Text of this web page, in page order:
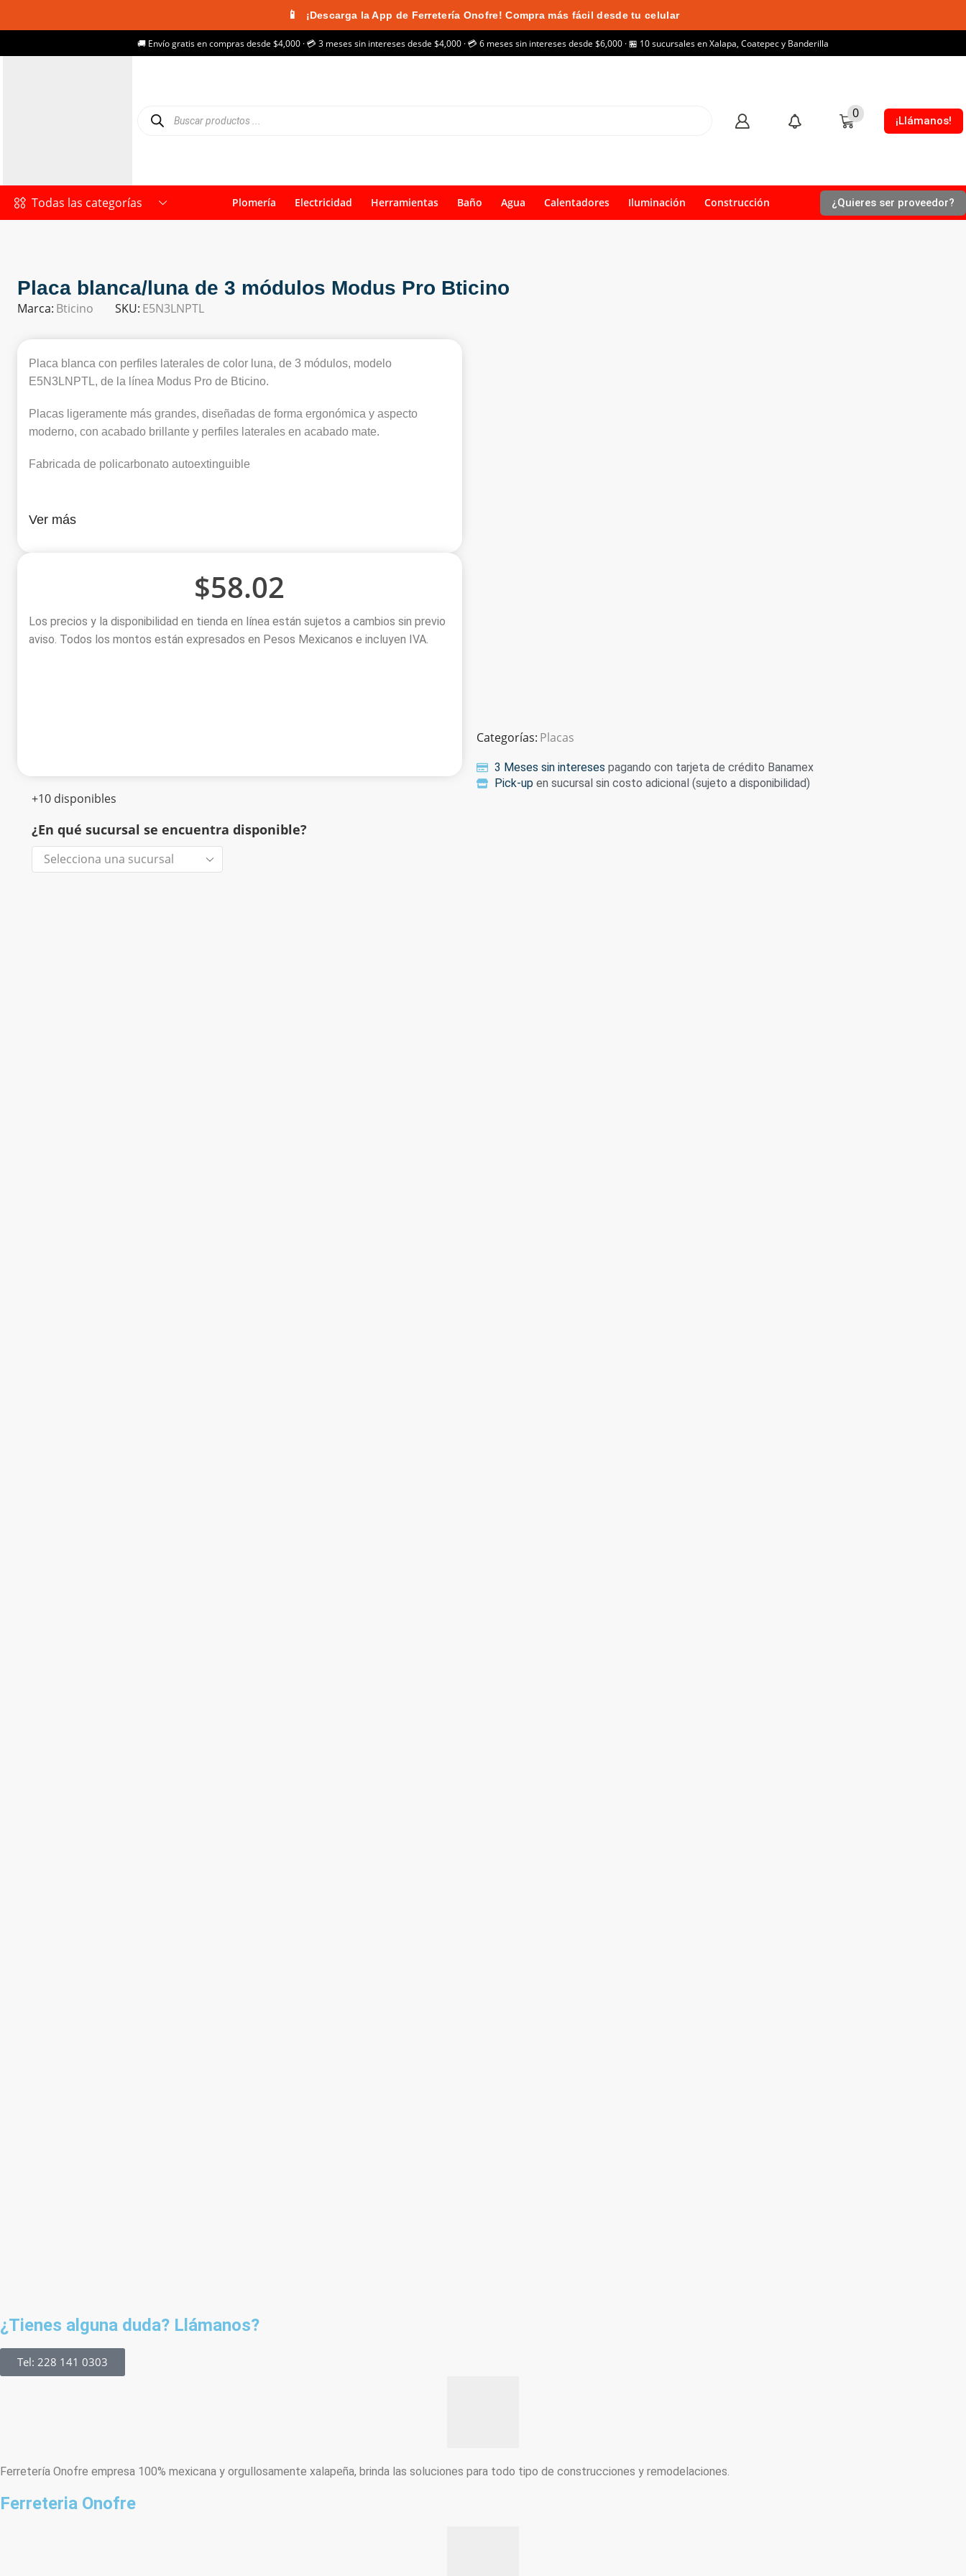
📱 ¡Descarga la App de Ferretería Onofre! Compra más fácil desde tu celular
🚚 Envío gratis en compras desde $4,000 · 💳 3 meses sin intereses desde $4,000 · 💳 6 meses sin intereses desde $6,000 · 🏪 10 sucursales en Xalapa, Coatepec y Banderilla
0 ¡Llámanos!
Todas las categorías Plomería Electricidad Herramientas Baño Agua Calentadores Iluminación Construcción ¿Quieres ser proveedor?
Placa blanca/luna de 3 módulos Modus Pro Bticino
Marca: Bticino SKU: E5N3LNPTL
Placa blanca con perfiles laterales de color luna, de 3 módulos, modelo
E5N3LNPTL, de la línea Modus Pro de Bticino.
Placas ligeramente más grandes, diseñadas de forma ergonómica y aspecto
moderno, con acabado brillante y perfiles laterales en acabado mate.
Fabricada de policarbonato autoextinguible
Ver más
$58.02
Los precios y la disponibilidad en tienda en línea están sujetos a cambios sin previo
aviso. Todos los montos están expresados en Pesos Mexicanos e incluyen IVA.
+10 disponibles
¿En qué sucursal se encuentra disponible?
Categorías: Placas
3 Meses sin intereses pagando con tarjeta de crédito Banamex
Pick-upen sucursal sin costo adicional (sujeto a disponibilidad)
¿Tienes alguna duda? Llámanos?
Tel: 228 141 0303
Ferretería Onofre empresa 100% mexicana y orgullosamente xalapeña, brinda las soluciones para todo tipo de construcciones y remodelaciones.
Ferreteria Onofre